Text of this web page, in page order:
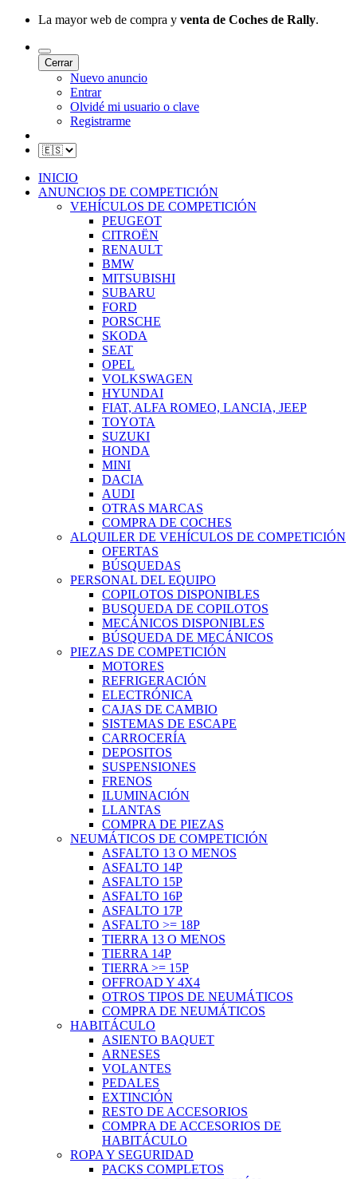
La mayor web de compra y venta de Coches de Rally.
Cerrar
Nuevo anuncio
Entrar
Olvidé mi usuario o clave
Registrarme
INICIO
ANUNCIOS DE COMPETICIÓN
VEHÍCULOS DE COMPETICIÓN
PEUGEOT
CITROËN
RENAULT
BMW
MITSUBISHI
SUBARU
FORD
PORSCHE
SKODA
SEAT
OPEL
VOLKSWAGEN
HYUNDAI
FIAT, ALFA ROMEO, LANCIA, JEEP
TOYOTA
SUZUKI
HONDA
MINI
DACIA
AUDI
OTRAS MARCAS
COMPRA DE COCHES
ALQUILER DE VEHÍCULOS DE COMPETICIÓN
OFERTAS
BÚSQUEDAS
PERSONAL DEL EQUIPO
COPILOTOS DISPONIBLES
BUSQUEDA DE COPILOTOS
MECÁNICOS DISPONIBLES
BÚSQUEDA DE MECÁNICOS
PIEZAS DE COMPETICIÓN
MOTORES
REFRIGERACIÓN
ELECTRÓNICA
CAJAS DE CAMBIO
SISTEMAS DE ESCAPE
CARROCERÍA
DEPOSITOS
SUSPENSIONES
FRENOS
ILUMINACIÓN
LLANTAS
COMPRA DE PIEZAS
NEUMÁTICOS DE COMPETICIÓN
ASFALTO 13 O MENOS
ASFALTO 14P
ASFALTO 15P
ASFALTO 16P
ASFALTO 17P
ASFALTO >= 18P
TIERRA 13 O MENOS
TIERRA 14P
TIERRA >= 15P
OFFROAD Y 4X4
OTROS TIPOS DE NEUMÁTICOS
COMPRA DE NEUMÁTICOS
HABITÁCULO
ASIENTO BAQUET
ARNESES
VOLANTES
PEDALES
EXTINCIÓN
RESTO DE ACCESORIOS
COMPRA DE ACCESORIOS DE
HABITÁCULO
ROPA Y SEGURIDAD
PACKS COMPLETOS